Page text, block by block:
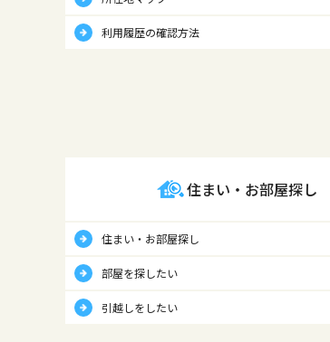
利用履歴の確認方法
住まい・お部屋探し
住まい・お部屋探し
部屋を探したい
引越しをしたい